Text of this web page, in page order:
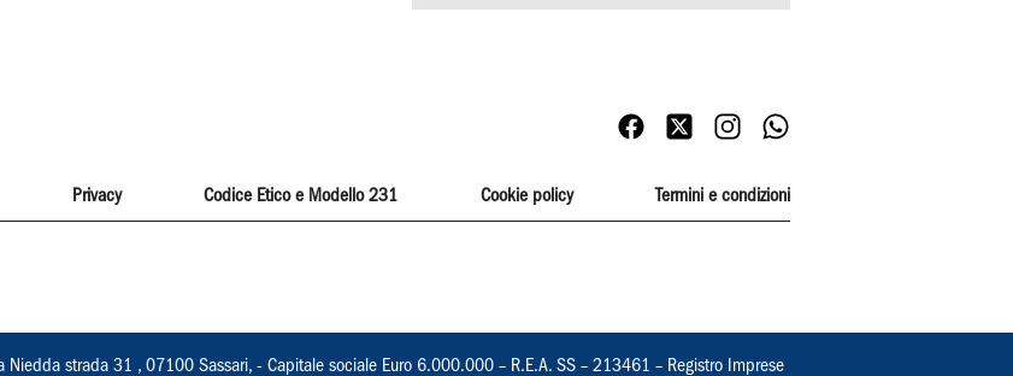
Privacy Codice Etico e Modello 231 Cookie policy Termini e condizioni
Niedda strada 31 , 07100 Sassari, - Capitale sociale Euro 6.000.000 – R.E.A. SS – 213461 – Registro Imprese